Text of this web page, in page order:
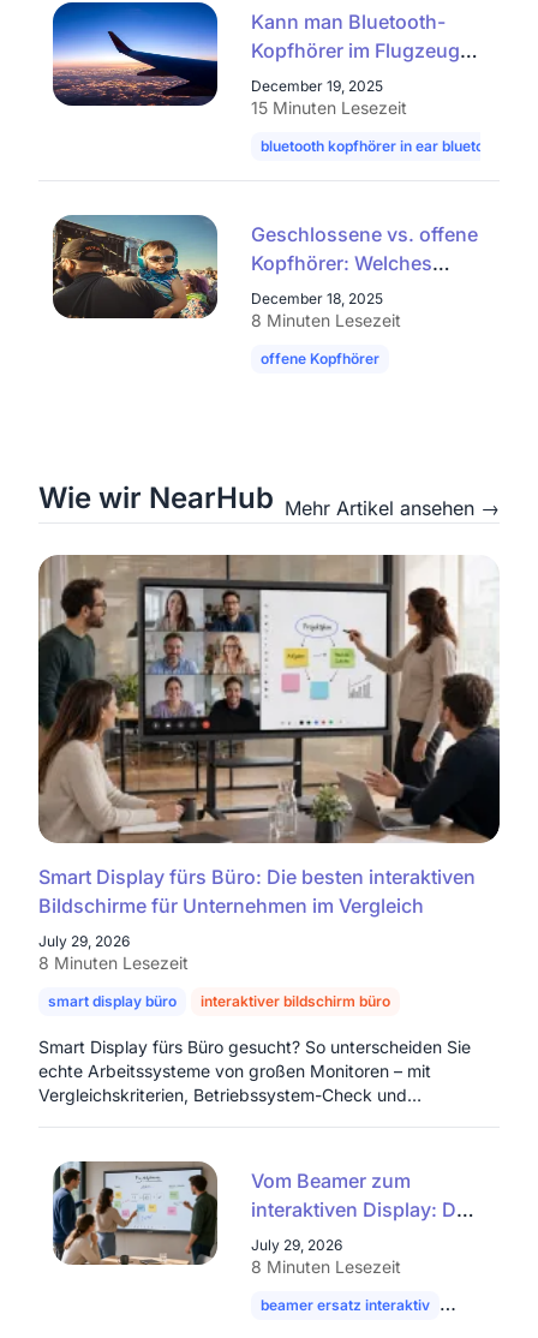
Prokrastination zu überwinden und Ihren Arbeitsalltag
effizienter und entspannter zu gestalten.
Kann man Bluetooth-
Kopfhörer im Flugzeug
benutzen? Hier erfahren
Sie, was Sie wissen
müssen.
December 19, 2025
15 Minuten Lesezeit
bluetooth kopfhörer in ear bluetooth
Geschlossene vs. offene
Kopfhörer: Welches
Design ist wirklich
besser?
December 18, 2025
8 Minuten Lesezeit
offene Kopfhörer
Wie wir NearHub Mehr Artikel ansehen →
Smart Display fürs Büro: Die besten interaktiven
Bildschirme für Unternehmen im Vergleich
July 29, 2026
8 Minuten Lesezeit
smart display büro interaktiver bildschirm büro
Smart Display fürs Büro gesucht? So unterscheiden Sie
echte Arbeitssysteme von großen Monitoren – mit
Vergleichskriterien, Betriebssystem-Check und
Vom Beamer zum
interaktiven Display: Das
smarte Upgrade für
Ihren Konferenzraum
July 29, 2026
8 Minuten Lesezeit
beamer ersatz interaktiv projektor